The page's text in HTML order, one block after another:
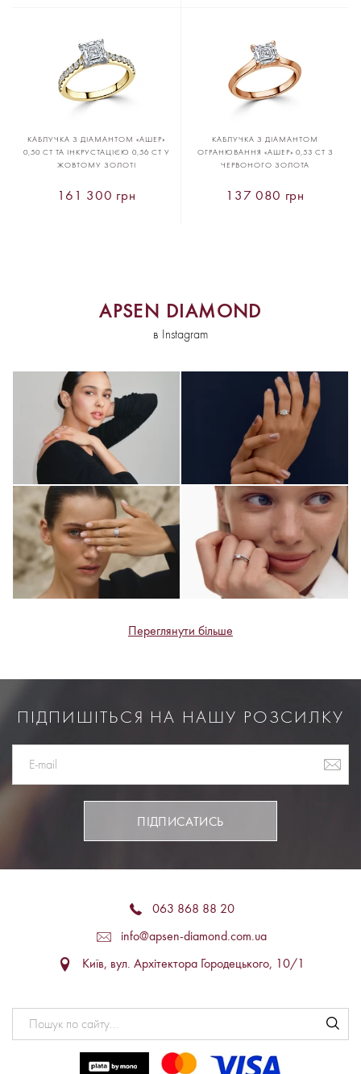
КАБЛУЧКА З ДІАМАНТОМ «АШЕР»
0,50 CT ТА ІНКРУСТАЦІЄЮ 0,56 CT У
ЖОВТОМУ ЗОЛОТІ
161 300 грн
КАБЛУЧКА З ДІАМАНТОМ
ОГРАНЮВАННЯ «АШЕР» 0,53 CT З
ЧЕРВОНОГО ЗОЛОТА
137 080 грн
APSEN DIAMOND
в Instagram
Переглянути більше
ПІДПИШІТЬСЯ НА НАШУ РОЗСИЛКУ
ПІДПИСАТИСЬ
063 868 88 20
info@apsen-diamond.com.ua
Київ, вул. Архітектора Городецького, 10/1